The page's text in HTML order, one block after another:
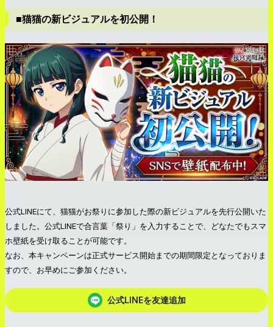
■猫猫の新ビジュアルを初公開！
公式LINEにて、猫猫がお祭りに参加した際の新ビジュアルを先行公開いた
しました。公式LINEで合言葉「祭り」を入力することで、どなたでもスマ
ホ壁紙を受け取ることが可能です。
なお、本キャンペーンは正式サービス開始までの期間限定となっておりま
すので、お早めにご参加ください。
公式LINEを友達追加